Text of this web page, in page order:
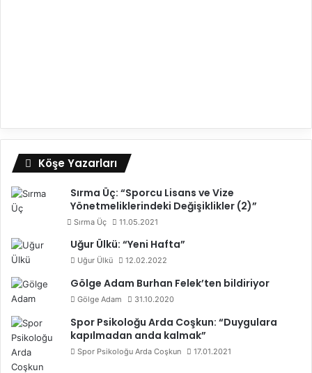
Köşe Yazarları
Sırma Üç: “Sporcu Lisans ve Vize
Yönetmeliklerindeki Değişiklikler (2)”
Sırma Üç 11.05.2021
Uğur Ülkü: “Yeni Hafta”
Uğur Ülkü 12.02.2022
Gölge Adam Burhan Felek’ten bildiriyor
Gölge Adam 31.10.2020
Spor Psikoloğu Arda Coşkun: “Duygulara
kapılmadan anda kalmak”
Spor Psikoloğu Arda Coşkun 17.01.2021